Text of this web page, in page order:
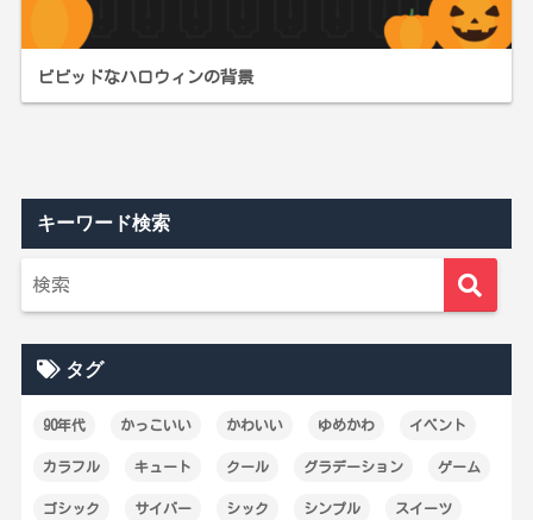
ビビッドなハロウィンの背景
キーワード検索
タグ
90年代 かっこいい かわいい ゆめかわ イベント
カラフル キュート クール グラデーション ゲーム
ゴシック サイバー シック シンプル スイーツ